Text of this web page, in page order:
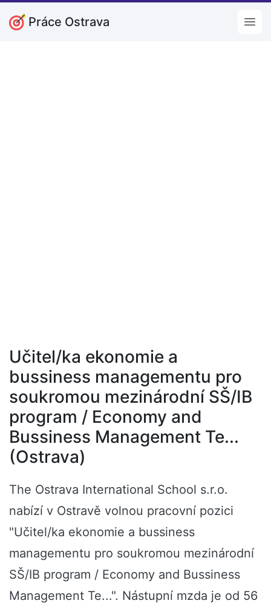
Práce Ostrava
Učitel/ka ekonomie a
bussiness managementu pro
soukromou mezinárodní SŠ/IB
program / Economy and
Bussiness Management Te...
(Ostrava)
The Ostrava International School s.r.o.
nabízí v Ostravě volnou pracovní pozici
"Učitel/ka ekonomie a bussiness
managementu pro soukromou mezinárodní
SŠ/IB program / Economy and Bussiness
Management Te...". Nástupní mzda je od 56